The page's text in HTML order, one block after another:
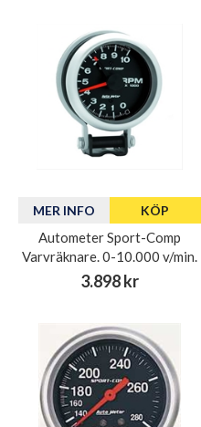
MER INFO KÖP
Autometer Sport-Comp
Varvräknare. 0-10.000 v/min.
3.898 kr